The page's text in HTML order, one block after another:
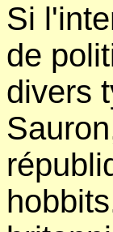
Si
de
divers